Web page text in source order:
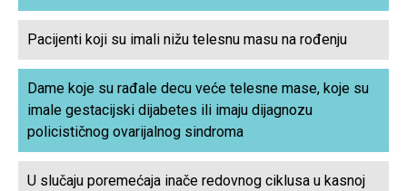
Pacijenti koji su imali nižu telesnu masu na rođenju
Dame koje su rađale decu veće telesne mase, koje su
imale gestacijski dijabetes ili imaju dijagnozu
policističnog ovarijalnog sindroma
U slučaju poremećaja inače redovnog ciklusa u kasnoj